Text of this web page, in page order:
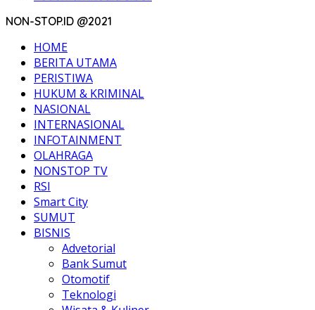
NON-STOP.ID @2021
HOME
BERITA UTAMA
PERISTIWA
HUKUM & KRIMINAL
NASIONAL
INTERNASIONAL
INFOTAINMENT
OLAHRAGA
NONSTOP TV
RSI
Smart City
SUMUT
BISNIS
Advetorial
Bank Sumut
Otomotif
Teknologi